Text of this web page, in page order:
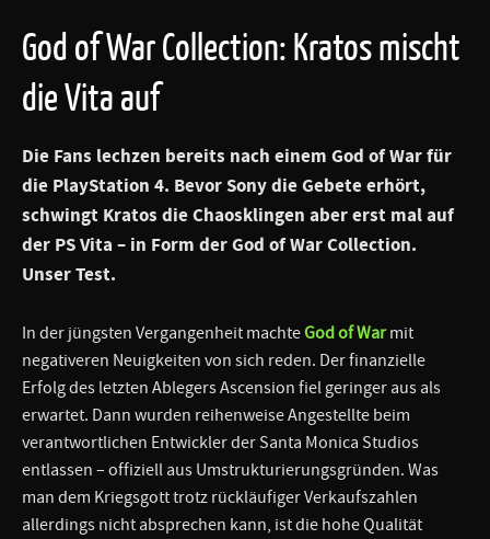
God of War Collection: Kratos mischt
die Vita auf
Die Fans lechzen bereits nach einem God of War für
die PlayStation 4. Bevor Sony die Gebete erhört,
schwingt Kratos die Chaosklingen aber erst mal auf
der PS Vita – in Form derGod of War Collection.
Unser Test.
In der jüngsten Vergangenheit machteGod of Warmit
negativeren Neuigkeiten von sich reden. Der finanzielle
Erfolg des letzten Ablegers Ascension fiel geringer aus als
erwartet. Dann wurden reihenweise Angestellte beim
verantwortlichen Entwickler der Santa Monica Studios
entlassen – offiziell aus Umstrukturierungsgründen. Was
man dem Kriegsgott trotz rückläufiger Verkaufszahlen
allerdings nicht absprechen kann, ist die hohe Qualität